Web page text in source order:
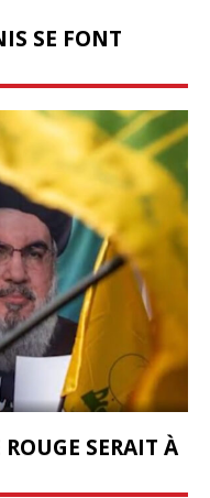
SE FONT
SERAIT À